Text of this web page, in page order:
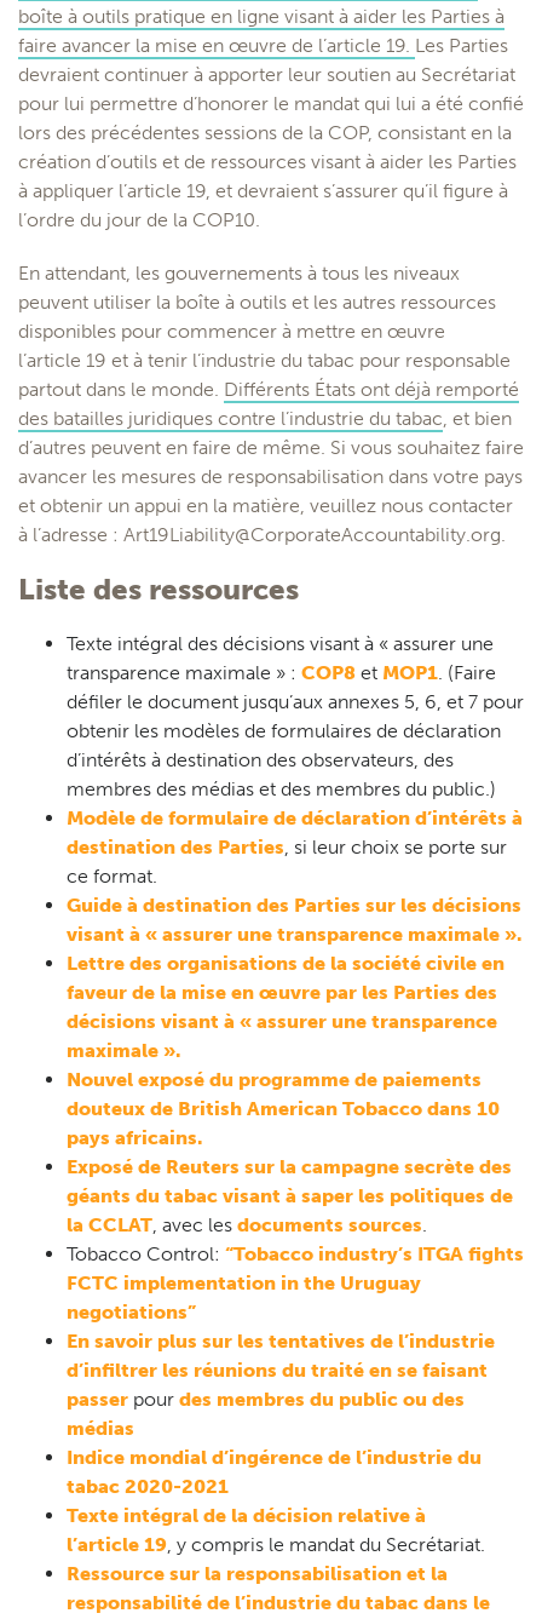
boîte à outils pratique en ligne visant à aider les Parties à
faire avancer la mise en œuvre de l’article 19. Les Parties
devraient continuer à apporter leur soutien au Secrétariat
pour lui permettre d’honorer le mandat qui lui a été confié
lors des précédentes sessions de la COP, consistant en la
création d’outils et de ressources visant à aider les Parties
à appliquer l’article 19, et devraient s’assurer qu’il figure à
l’ordre du jour de la COP10.
En attendant, les gouvernements à tous les niveaux
peuvent utiliser la boîte à outils et les autres ressources
disponibles pour commencer à mettre en œuvre
l’article 19 et à tenir l’industrie du tabac pour responsable
partout dans le monde. Différents États ont déjà remporté
des batailles juridiques contre l’industrie du tabac, et bien
d’autres peuvent en faire de même. Si vous souhaitez faire
avancer les mesures de responsabilisation dans votre pays
et obtenir un appui en la matière, veuillez nous contacter
à l’adresse : Art19Liability@CorporateAccountability.org.
Liste des ressources
Texte intégral des décisions visant à « assurer une
transparence maximale » : COP8 et MOP1. (Faire
défiler le document jusqu’aux annexes 5, 6, et 7 pour
obtenir les modèles de formulaires de déclaration
d’intérêts à destination des observateurs, des
membres des médias et des membres du public.)
Modèle de formulaire de déclaration d’intérêts à
destination des Parties, si leur choix se porte sur
ce format.
Guide à destination des Parties sur les décisions
visant à « assurer une transparence maximale ».
Lettre des organisations de la société civile en
faveur de la mise en œuvre par les Parties des
décisions visant à « assurer une transparence
maximale ».
Nouvel exposé du programme de paiements
douteux de British American Tobacco dans 10
pays africains.
Exposé de Reuters sur la campagne secrète des
géants du tabac visant à saper les politiques de
la CCLAT, avec les documents sources.
Tobacco Control: “Tobacco industry’s ITGA fights
FCTC implementation in the Uruguay
negotiations”
En savoir plus sur les tentatives de l’industrie
d’infiltrer les réunions du traité en se faisant
passer pour des membres du public ou des
médias
Indice mondial d’ingérence de l’industrie du
tabac 2020-2021
Texte intégral de la décision relative à
l’article 19, y compris le mandat du Secrétariat.
Ressource sur la responsabilisation et la
responsabilité de l’industrie du tabac dans le